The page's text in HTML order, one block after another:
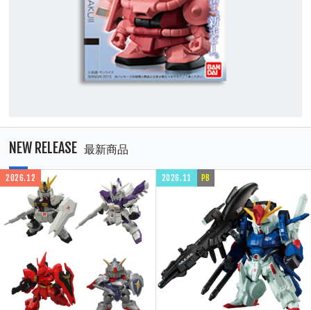
NEW RELEASE 最新商品
2026.12 2026.11 PB